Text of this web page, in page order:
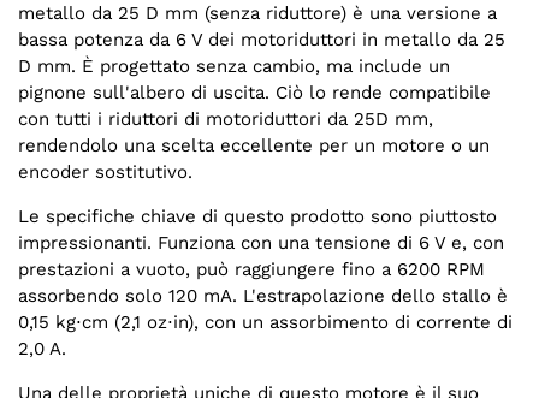
metallo da 25 D mm (senza riduttore) è una versione a
bassa potenza da 6 V dei motoriduttori in metallo da 25
D mm. È progettato senza cambio, ma include un
pignone sull'albero di uscita. Ciò lo rende compatibile
con tutti i riduttori di motoriduttori da 25D mm,
rendendolo una scelta eccellente per un motore o un
encoder sostitutivo.
Le specifiche chiave di questo prodotto sono piuttosto
impressionanti. Funziona con una tensione di 6 V e, con
prestazioni a vuoto, può raggiungere fino a 6200 RPM
assorbendo solo 120 mA. L'estrapolazione dello stallo è
0,15 kg⋅cm (2,1 oz⋅in), con un assorbimento di corrente di
2,0 A.
Una delle proprietà uniche di questo motore è il suo